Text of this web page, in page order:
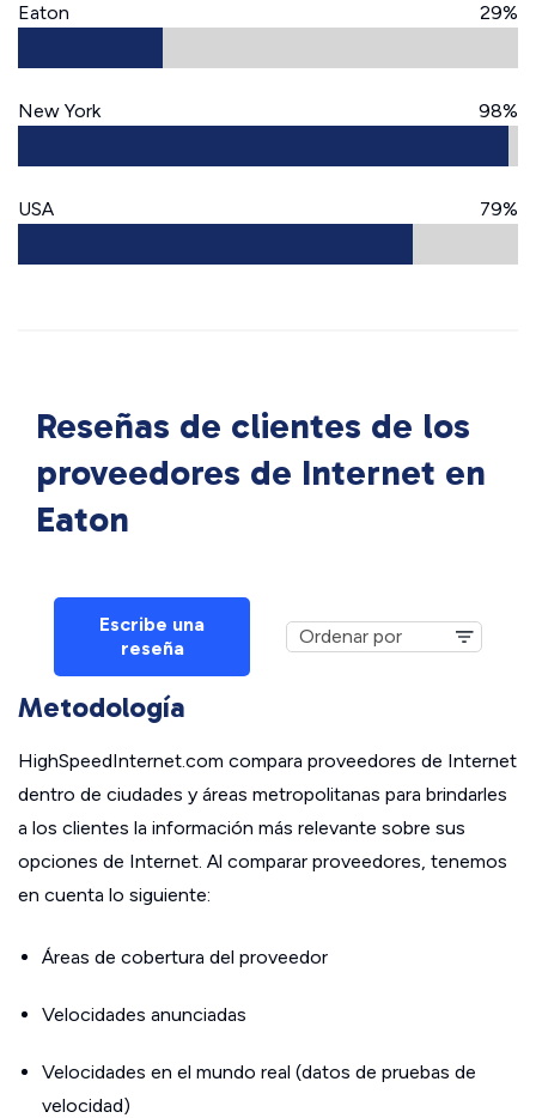
Eaton 29%
New York 98%
USA 79%
Reseñas de clientes de los
proveedores de Internet en
Eaton
Escribe una
reseña
Metodología
HighSpeedInternet.com compara proveedores de Internet
dentro de ciudades y áreas metropolitanas para brindarles
a los clientes la información más relevante sobre sus
opciones de Internet. Al comparar proveedores, tenemos
en cuenta lo siguiente:
Áreas de cobertura del proveedor
Velocidades anunciadas
Velocidades en el mundo real (datos de pruebas de
velocidad)